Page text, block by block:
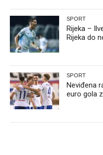
SPORT
Rijeka –
Rijeka do
SPORT
Neviđena
euro gola